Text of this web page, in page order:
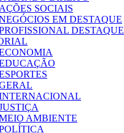
AÇÕES SOCIAIS
EM DESTAQUE
DESTAQUE
AMBIENTE